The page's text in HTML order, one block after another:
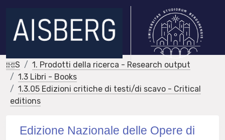
IRIS
1. Prodotti della ricerca - Research output
1.3 Libri - Books
1.3.05 Edizioni critiche di testi/di scavo - Critical
editions
Edizione Nazionale delle Opere di